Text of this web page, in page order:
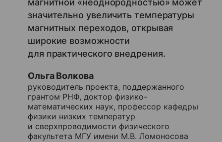
магнитной «неоднородностью» может
значительно увеличить температуры
магнитных переходов, открывая
широкие возможности
для практического внедрения.
Ольга Волкова
руководитель проекта, поддержанного
грантом РНФ, доктор физико-
математических наук, профессор кафедры
физики низких температур
и сверхпроводимости физического
факультета МГУ имени М.В. Ломоносова